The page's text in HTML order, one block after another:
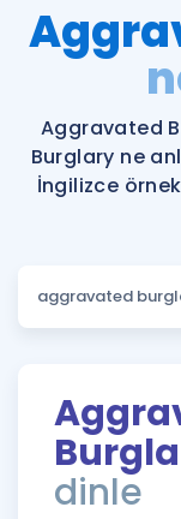
Katılımcı
Faydalı
Ücretsiz
Blog
Blog
Aggravated
Burglary ne
İngilizce
dinle